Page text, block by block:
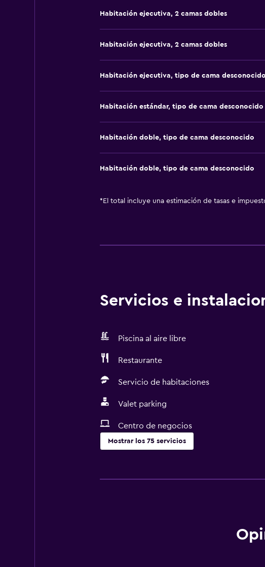
Habitación ejecutiva, 2 camas dobles
Habitación ejecutiva, 2 camas dobles
Habitación ejecutiva, tipo de cama desconocido
Habitación estándar, tipo de cama desconocido
Habitación doble, tipo de cama desconocido
Habitación doble, tipo de cama desconocido
* El total incluye una estimación de tasas e
Servicios e
Piscina al aire libre
Restaurante
Servicio de habitaciones
Valet parking
Centro de negocios
Mostrar los 75 servicios
Wifi gratis